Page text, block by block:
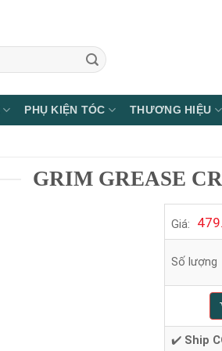
PHỤ KIỆN TÓC THƯƠNG HIỆU
GRIM GREASE
Giá:
Số lượng
✔️ Ship